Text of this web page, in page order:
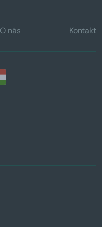
O nás Kontakt